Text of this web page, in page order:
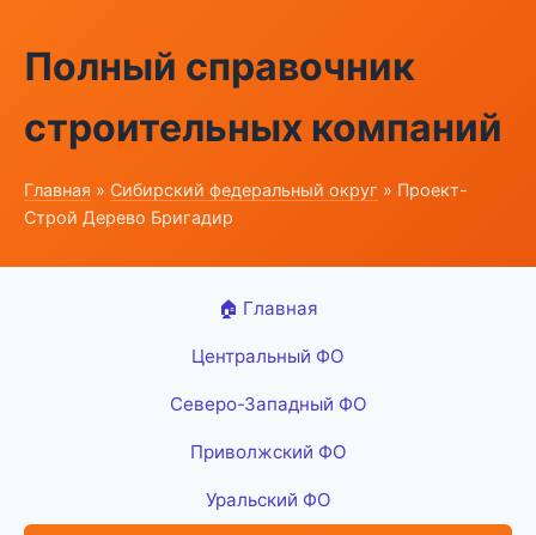
Полный справочник
строительных компаний
Главная » Сибирский федеральный округ » Проект-
Строй Дерево Бригадир
🏠 Главная
Центральный ФО
Северо-Западный ФО
Приволжский ФО
Уральский ФО